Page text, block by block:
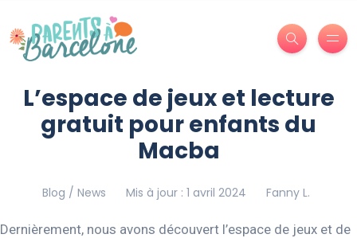
L’espace de jeux et lecture
gratuit pour enfants du
Macba
Blog / News Mis à jour : 1 avril 2024 Fanny L.
Dernièrement, nous avons découvert l’espace de jeux et de